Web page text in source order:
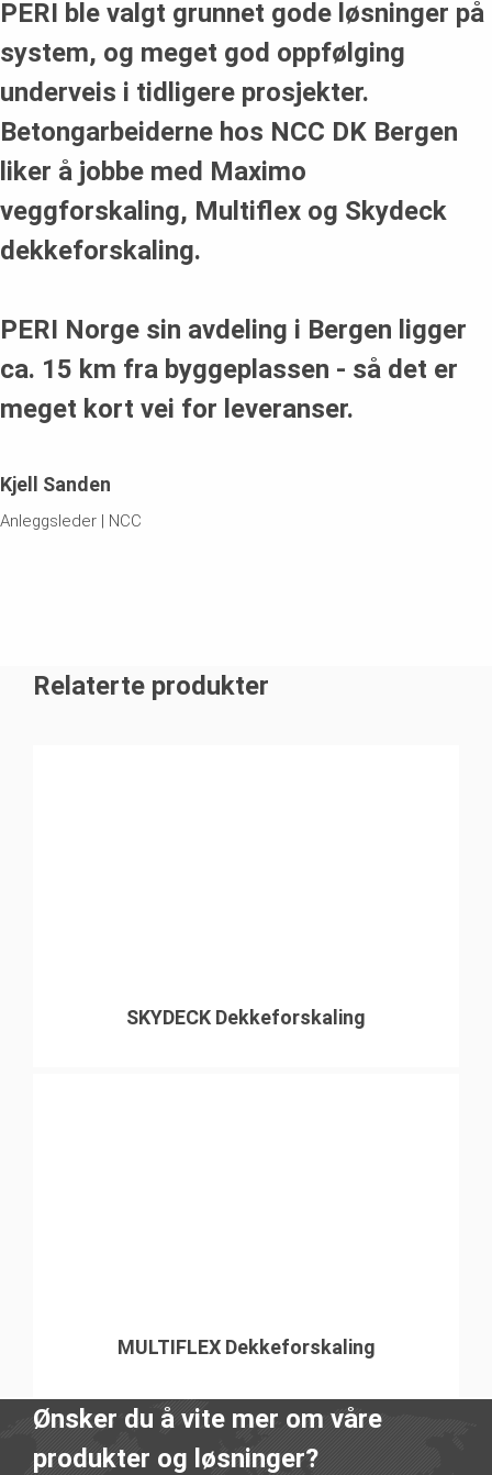
flater og har rask ombruk
PERI ble valgt grunnet gode løsninger på
system, og meget god oppfølging
underveis i tidligere prosjekter.
Betongarbeiderne hos NCC DK Bergen
liker å jobbe med Maximo
veggforskaling, Multiflex og Skydeck
dekkeforskaling.
PERI Norge sin avdeling i Bergen ligger
ca. 15 km fra byggeplassen - så det er
meget kort vei for leveranser.
Kjell Sanden
Anleggsleder | NCC
Relaterte produkter
SKYDECK Dekkeforskaling
MULTIFLEX Dekkeforskaling
Ønsker du å vite mer om våre
produkter og løsninger?